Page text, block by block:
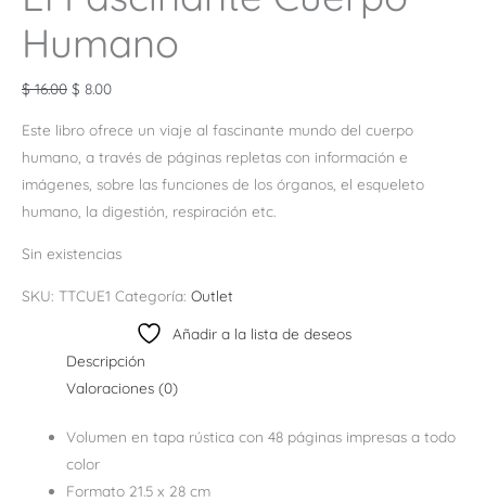
Humano
$16.00 $ 8.00
Este libro ofrece un viaje al fascinante mundo del cuerpo
humano, a través de páginas repletas con información e
imágenes, sobre las funciones de los órganos, el esqueleto
humano, la digestión, respiración etc.
Sin existencias
SKU: TTCUE1 Categoría: Outlet
Añadir a la lista de deseos
Descripción
Valoraciones (0)
Volumen en tapa rústica con 48 páginas impresas a todo
color
Formato 21.5 x 28 cm